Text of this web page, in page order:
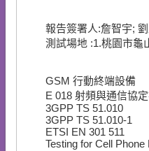
報告簽署人:詹智宇;
測試場地 :1.桃園市龜
GSM 行動終端設備
E 018 射頻與通信協
3GPP TS 51.010
3GPP TS 51.010-1
ETSI EN 301 511
Testing for Cell